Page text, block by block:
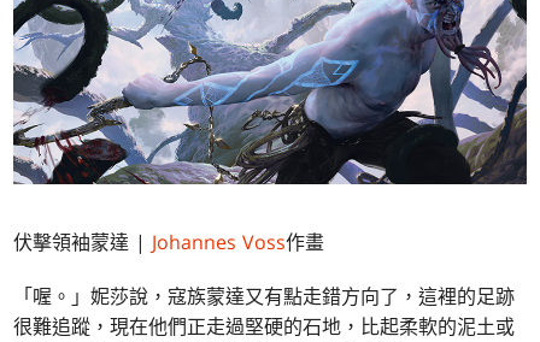
伏擊領袖蒙達 | Johannes Voss作畫
「喔。」妮莎說，寇族蒙達又有點走錯方向了，這裡的足跡
很難追蹤，現在他們正走過堅硬的石地，比起柔軟的泥土或